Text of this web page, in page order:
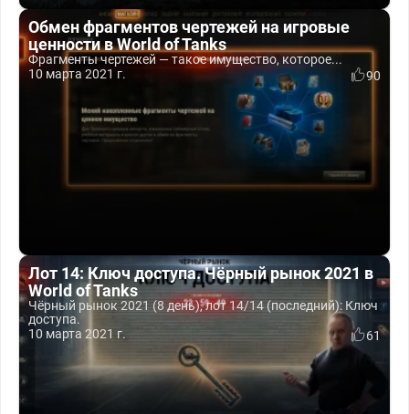
Обмен фрагментов чертежей на игровые
ценности в World of Tanks
Фрагменты чертежей — такое имущество, которое...
10 марта 2021 г.
90
Лот 14: Ключ доступа. Чёрный рынок 2021 в
World of Tanks
Чёрный рынок 2021 (8 день), лот 14/14 (последний): Ключ
доступа.
10 марта 2021 г.
61